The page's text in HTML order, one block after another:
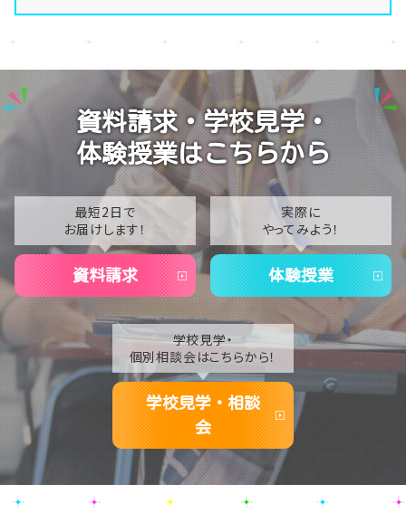
【なんば】キラリと輝く宝物✨「光るハーバリウム」作り
【なんば】校舎紹介の「自習室編」✨
【なんば】笑顔が溢れたオープンスクール😊在校生の
温かいお出迎えで素敵な1日に🌷
【なんば】夏季休校期間のお知らせ🍉
2025
2024
2023
2021
2020
資料請求・学校見学・
体験授業はこちらから
最短2日で
お届けします！
資料請求
実際に
やってみよう！
体験授業
学校見学・
個別相談会はこちらから！
学校見学・相談
会